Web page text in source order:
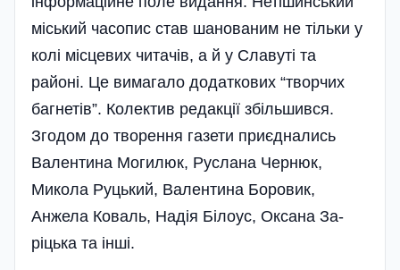
міський часопис став шанованим не тільки у
колі місцевих читачів, а й у Славуті та
районі. Це вимагало додаткових “творчих
багнетів”. Колектив редакції збільшився.
Згодом до творення газети приєднались
Валентина Могилюк, Руслана Чернюк,
Микола Руцький, Валентина Боровик,
Анжела Коваль, Надія Білоус, Оксана За­
ріцька та інші.